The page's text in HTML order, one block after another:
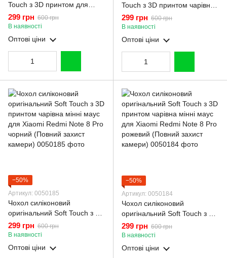
Touch з 3D принтом для
Xiaomi Redmi Note 8 Pro
коричневий (Повний захист
камери)
299 грн 600 грн
В наявності
Оптові ціни
Touch з 3D принтом чарівна
мінні маус для Xiaomi Redmi
Note 8 Pro коричневий
(Повний захист камери)
299 грн 600 грн
В наявності
Оптові ціни
−50%
Артикул: 0050185
Чохол силіконовий
оригінальний Soft Touch з 3D
принтом чарівна мінні маус
для Xiaomi Redmi Note 8 Pro
чорний (Повний захист
299 грн 600 грн
В наявності
Оптові ціни
−50%
Артикул: 0050184
Чохол силіконовий
оригінальний Soft Touch з 3D
принтом чарівна мінні маус
для Xiaomi Redmi Note 8 Pro
рожевий (Повний захист
299 грн 600 грн
В наявності
Оптові ціни